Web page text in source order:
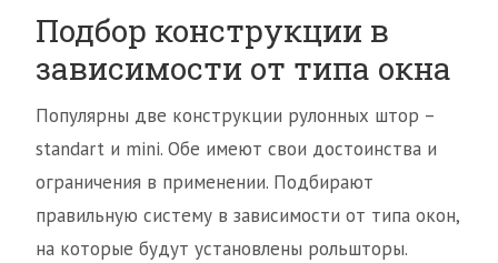
Подбор конструкции в
зависимости от типа окна
Популярны две конструкции рулонных штор –
standart и mini. Обе имеют свои достоинства и
ограничения в применении. Подбирают
правильную систему в зависимости от типа окон,
на которые будут установлены рольшторы.